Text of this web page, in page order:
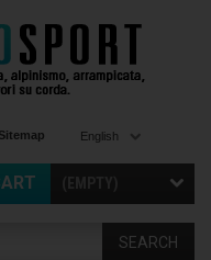
English
Sitemap
SEARCH